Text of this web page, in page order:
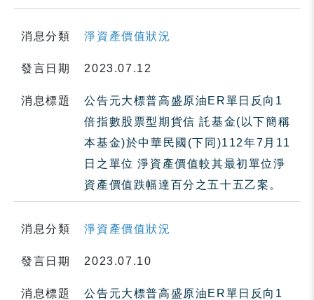
消息分類 淨資產價值狀況
發言日期 2023.07.12
消息標題
公告元大標普高盛原油ER單日反向1
倍指數股票型期貨信 託基金(以下簡稱
本基金)於中華民國(下同)112年7月11
日之單位 淨資產價值較其最初單位淨
資產價值跌幅達百分之五十五乙案。
消息分類 淨資產價值狀況
發言日期 2023.07.10
消息標題
公告元大標普高盛原油ER單日反向1